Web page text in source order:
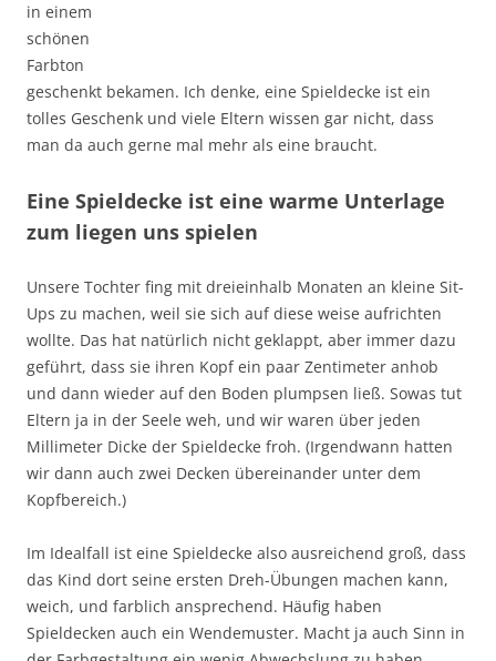
in einem
schönen
Farbton
geschenkt bekamen. Ich denke, eine Spieldecke ist ein
tolles Geschenk und viele Eltern wissen gar nicht, dass
man da auch gerne mal mehr als eine braucht.
Eine Spieldecke ist eine warme Unterlage
zum liegen uns spielen
Unsere Tochter fing mit dreieinhalb Monaten an kleine Sit-
Ups zu machen, weil sie sich auf diese weise aufrichten
wollte. Das hat natürlich nicht geklappt, aber immer dazu
geführt, dass sie ihren Kopf ein paar Zentimeter anhob
und dann wieder auf den Boden plumpsen ließ. Sowas tut
Eltern ja in der Seele weh, und wir waren über jeden
Millimeter Dicke der Spieldecke froh. (Irgendwann hatten
wir dann auch zwei Decken übereinander unter dem
Kopfbereich.)
Im Idealfall ist eine Spieldecke also ausreichend groß, dass
das Kind dort seine ersten Dreh-Übungen machen kann,
weich, und farblich ansprechend. Häufig haben
Spieldecken auch ein Wendemuster. Macht ja auch Sinn in